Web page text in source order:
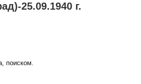
25.09.1940 г.
поиском.